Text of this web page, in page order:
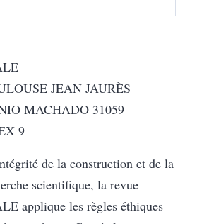
JEAN JAURÈS
MACHADO 31059
9
de la construction et de la
scientifique, la revue
applique les règles éthiques